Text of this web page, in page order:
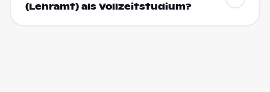
(Lehramt) als Vollzeitstudium?